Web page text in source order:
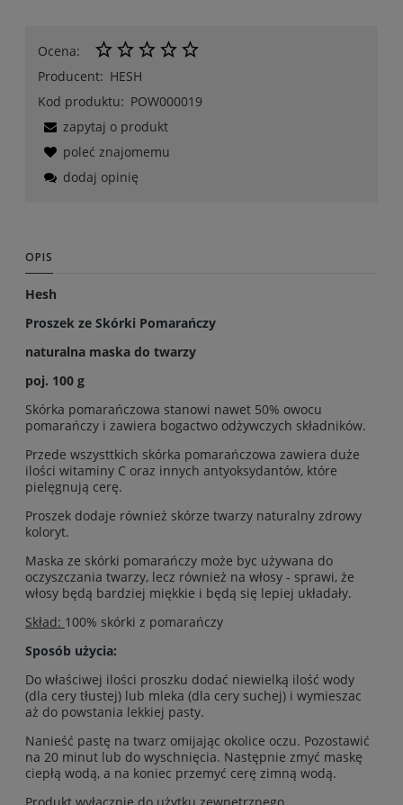
Ocena:
Producent: HESH
Kod produktu: POW000019
zapytaj o produkt
poleć znajomemu
dodaj opinię
OPIS
Hesh
Proszek ze Skórki Pomarańczy
naturalna maska do twarzy
poj. 100 g
Skórka pomarańczowa stanowi nawet 50% owocu
pomarańczy i zawiera bogactwo odżywczych składników.
Przede wszysttkich skórka pomarańczowa zawiera duże
ilości witaminy C oraz innych antyoksydantów, które
pielęgnują cerę.
Proszek dodaje również skórze twarzy naturalny zdrowy
koloryt.
Maska ze skórki pomarańczy może byc używana do
oczyszczania twarzy, lecz również na włosy - sprawi, że
włosy będą bardziej miękkie i będą się lepiej układały.
Skład: 100% skórki z pomarańczy
Sposób użycia:
Do właściwej ilości proszku dodać niewielką ilość wody
(dla cery tłustej) lub mleka (dla cery suchej) i wymieszac
aż do powstania lekkiej pasty.
Nanieść pastę na twarz omijając okolice oczu. Pozostawić
na 20 minut lub do wyschnięcia. Następnie zmyć maskę
ciepłą wodą, a na koniec przemyć cerę zimną wodą.